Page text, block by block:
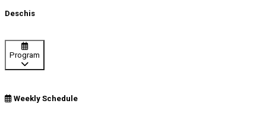
Deschis
Program
Weekly Schedule